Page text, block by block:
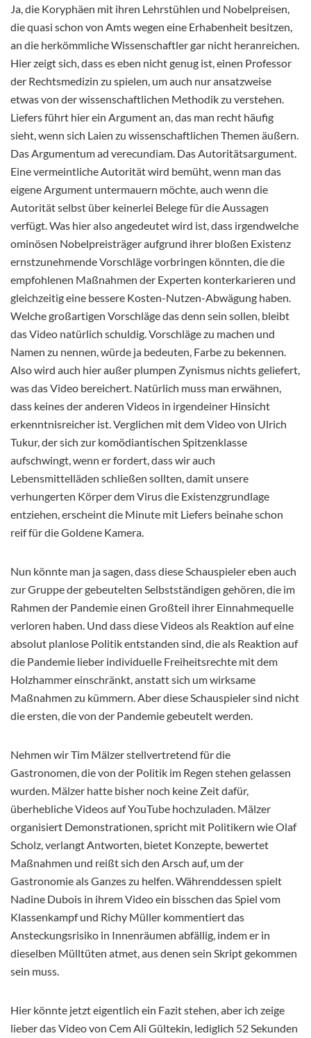
Ja, die Koryphäen mit ihren Lehrstühlen und Nobelpreisen,
die quasi schon von Amts wegen eine Erhabenheit besitzen,
an die herkömmliche Wissenschaftler gar nicht heranreichen.
Hier zeigt sich, dass es eben nicht genug ist, einen Professor
der Rechtsmedizin zu spielen, um auch nur ansatzweise
etwas von der wissenschaftlichen Methodik zu verstehen.
Liefers führt hier ein Argument an, das man recht häufig
sieht, wenn sich Laien zu wissenschaftlichen Themen äußern.
Das Argumentum ad verecundiam. Das Autoritätsargument.
Eine vermeintliche Autorität wird bemüht, wenn man das
eigene Argument untermauern möchte, auch wenn die
Autorität selbst über keinerlei Belege für die Aussagen
verfügt. Was hier also angedeutet wird ist, dass irgendwelche
ominösen Nobelpreisträger aufgrund ihrer bloßen Existenz
ernstzunehmende Vorschläge vorbringen könnten, die die
empfohlenen Maßnahmen der Experten konterkarieren und
gleichzeitig eine bessere Kosten-Nutzen-Abwägung haben.
Welche großartigen Vorschläge das denn sein sollen, bleibt
das Video natürlich schuldig. Vorschläge zu machen und
Namen zu nennen, würde ja bedeuten, Farbe zu bekennen.
Also wird auch hier außer plumpen Zynismus nichts geliefert,
was das Video bereichert. Natürlich muss man erwähnen,
dass keines der anderen Videos in irgendeiner Hinsicht
erkenntnisreicher ist. Verglichen mit dem Video von Ulrich
Tukur, der sich zur komödiantischen Spitzenklasse
aufschwingt, wenn er fordert, dass wir auch
Lebensmittelläden schließen sollten, damit unsere
verhungerten Körper dem Virus die Existenzgrundlage
entziehen, erscheint die Minute mit Liefers beinahe schon
reif für die Goldene Kamera.
Nun könnte man ja sagen, dass diese Schauspieler eben auch
zur Gruppe der gebeutelten Selbstständigen gehören, die im
Rahmen der Pandemie einen Großteil ihrer Einnahmequelle
verloren haben. Und dass diese Videos als Reaktion auf eine
absolut planlose Politik entstanden sind, die als Reaktion auf
die Pandemie lieber individuelle Freiheitsrechte mit dem
Holzhammer einschränkt, anstatt sich um wirksame
Maßnahmen zu kümmern. Aber diese Schauspieler sind nicht
die ersten, die von der Pandemie gebeutelt werden.
Nehmen wir Tim Mälzer stellvertretend für die
Gastronomen, die von der Politik im Regen stehen gelassen
wurden. Mälzer hatte bisher noch keine Zeit dafür,
überhebliche Videos auf YouTube hochzuladen. Mälzer
organisiert Demonstrationen, spricht mit Politikern wie Olaf
Scholz, verlangt Antworten, bietet Konzepte, bewertet
Maßnahmen und reißt sich den Arsch auf, um der
Gastronomie als Ganzes zu helfen. Währenddessen spielt
Nadine Dubois in ihrem Video ein bisschen das Spiel vom
Klassenkampf und Richy Müller kommentiert das
Ansteckungsrisiko in Innenräumen abfällig, indem er in
dieselben Mülltüten atmet, aus denen sein Skript gekommen
sein muss.
Hier könnte jetzt eigentlich ein Fazit stehen, aber ich zeige
lieber das Video von Cem Ali Gültekin, lediglich 52 Sekunden